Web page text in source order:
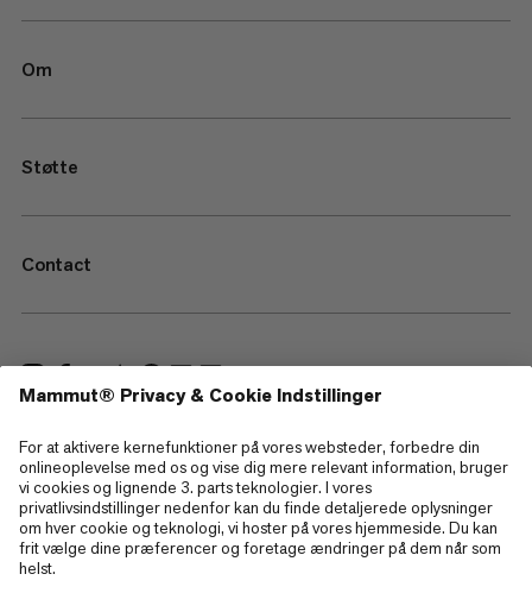
Om
Støtte
Contact
—
Sitemap
Cookies